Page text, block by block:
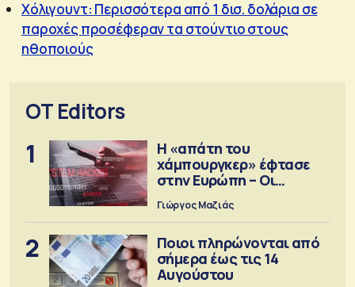
Χόλιγουντ: Περισσότερα από 1 δισ. δολάρια σε
παροχές προσέφεραν τα στούντιο στους
ηθοποιούς
OT Editors
1
Η «απάτη του
χάμπουργκερ» έφτασε
στην Ευρώπη – Οι
προειδοποιήσεις
Γιώργος Μαζιάς
2
Ποιοι πληρώνονται από
σήμερα έως τις 14
Αυγούστου